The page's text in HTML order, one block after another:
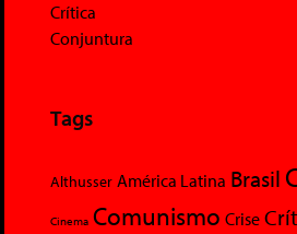
Crítica
Conjuntura
Tags
Althusser América Latina Brasil
Cinema Comunismo Crise